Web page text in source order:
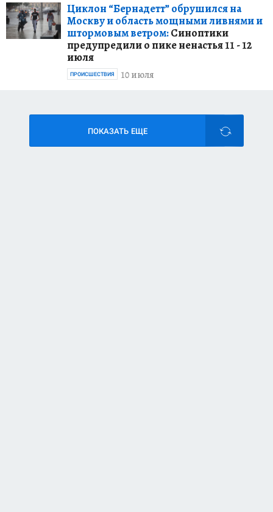
Циклон “Бернадетт” обрушился на
Москву и область мощными ливнями и
штормовым ветром:Синоптики
предупредили о пике ненастья 11 - 12
июля
10 июля
ПРОИСШЕСТВИЯ
ПОКАЗАТЬ ЕЩЕ